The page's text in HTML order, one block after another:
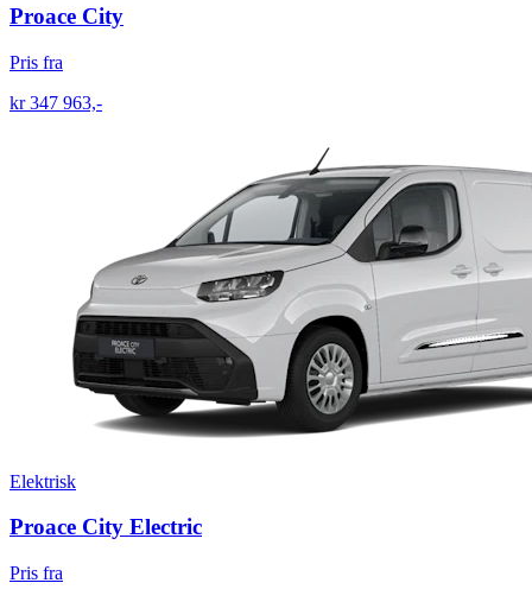
Proace City
Pris fra
kr 347 963,-
Elektrisk
Proace City Electric
Pris fra